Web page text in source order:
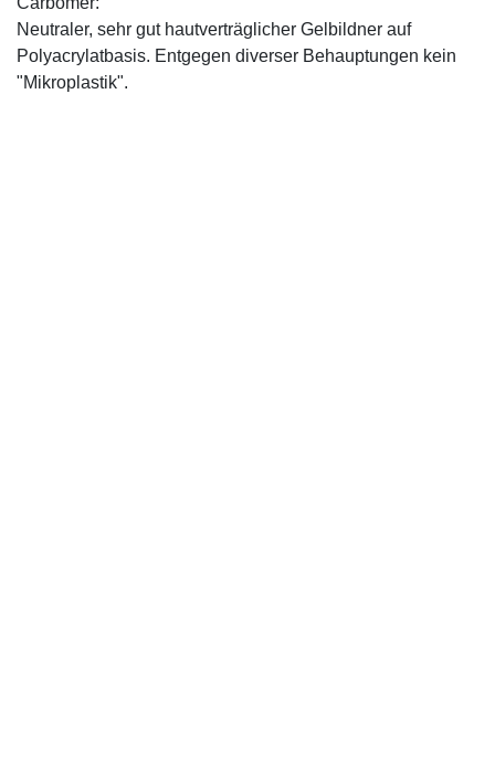
Neutraler, sehr gut hautverträglicher Gelbildner auf
Polyacrylatbasis. Entgegen diverser Behauptungen kein
"Mikroplastik".